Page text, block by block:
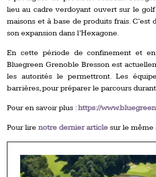
lieu au cadre verdoyant ouvert sur le
maisons et à base de produits frais.
son expansion dans l’Hexagone.
En cette période de confinement et
Bluegreen Grenoble Bresson est
les autorités le permettront. Les
barrières, pour préparer le parcours
Pour en savoir plus :https://
Pour lire notre dernier article sur le même